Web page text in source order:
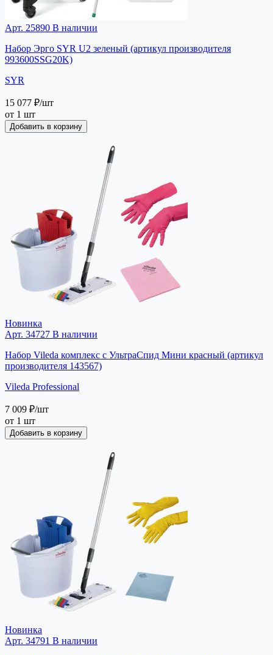
Арт. 25890 В наличии
Набор Эрго SYR U2 зеленый (артикул производителя
993600SSG20K)
SYR
15 077 ₽/шт
от 1 шт
Добавить в корзину
Новинка
Арт. 34727 В наличии
Набор Vileda комплекс c УльтраСпид Мини красный (артикул
производителя 143567)
Vileda Professional
7 009 ₽/шт
от 1 шт
Добавить в корзину
Новинка
Арт. 34791 В наличии